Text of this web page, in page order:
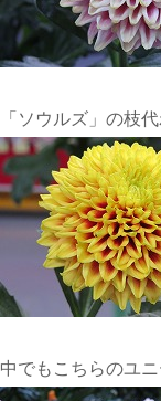
「ソウルズ」の枝
中でもこちらのユ